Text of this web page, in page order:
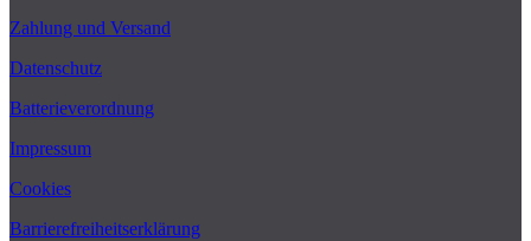
Zahlung und Versand
Datenschutz
Batterieverordnung
Impressum
Cookies
Barrierefreiheitserklärung